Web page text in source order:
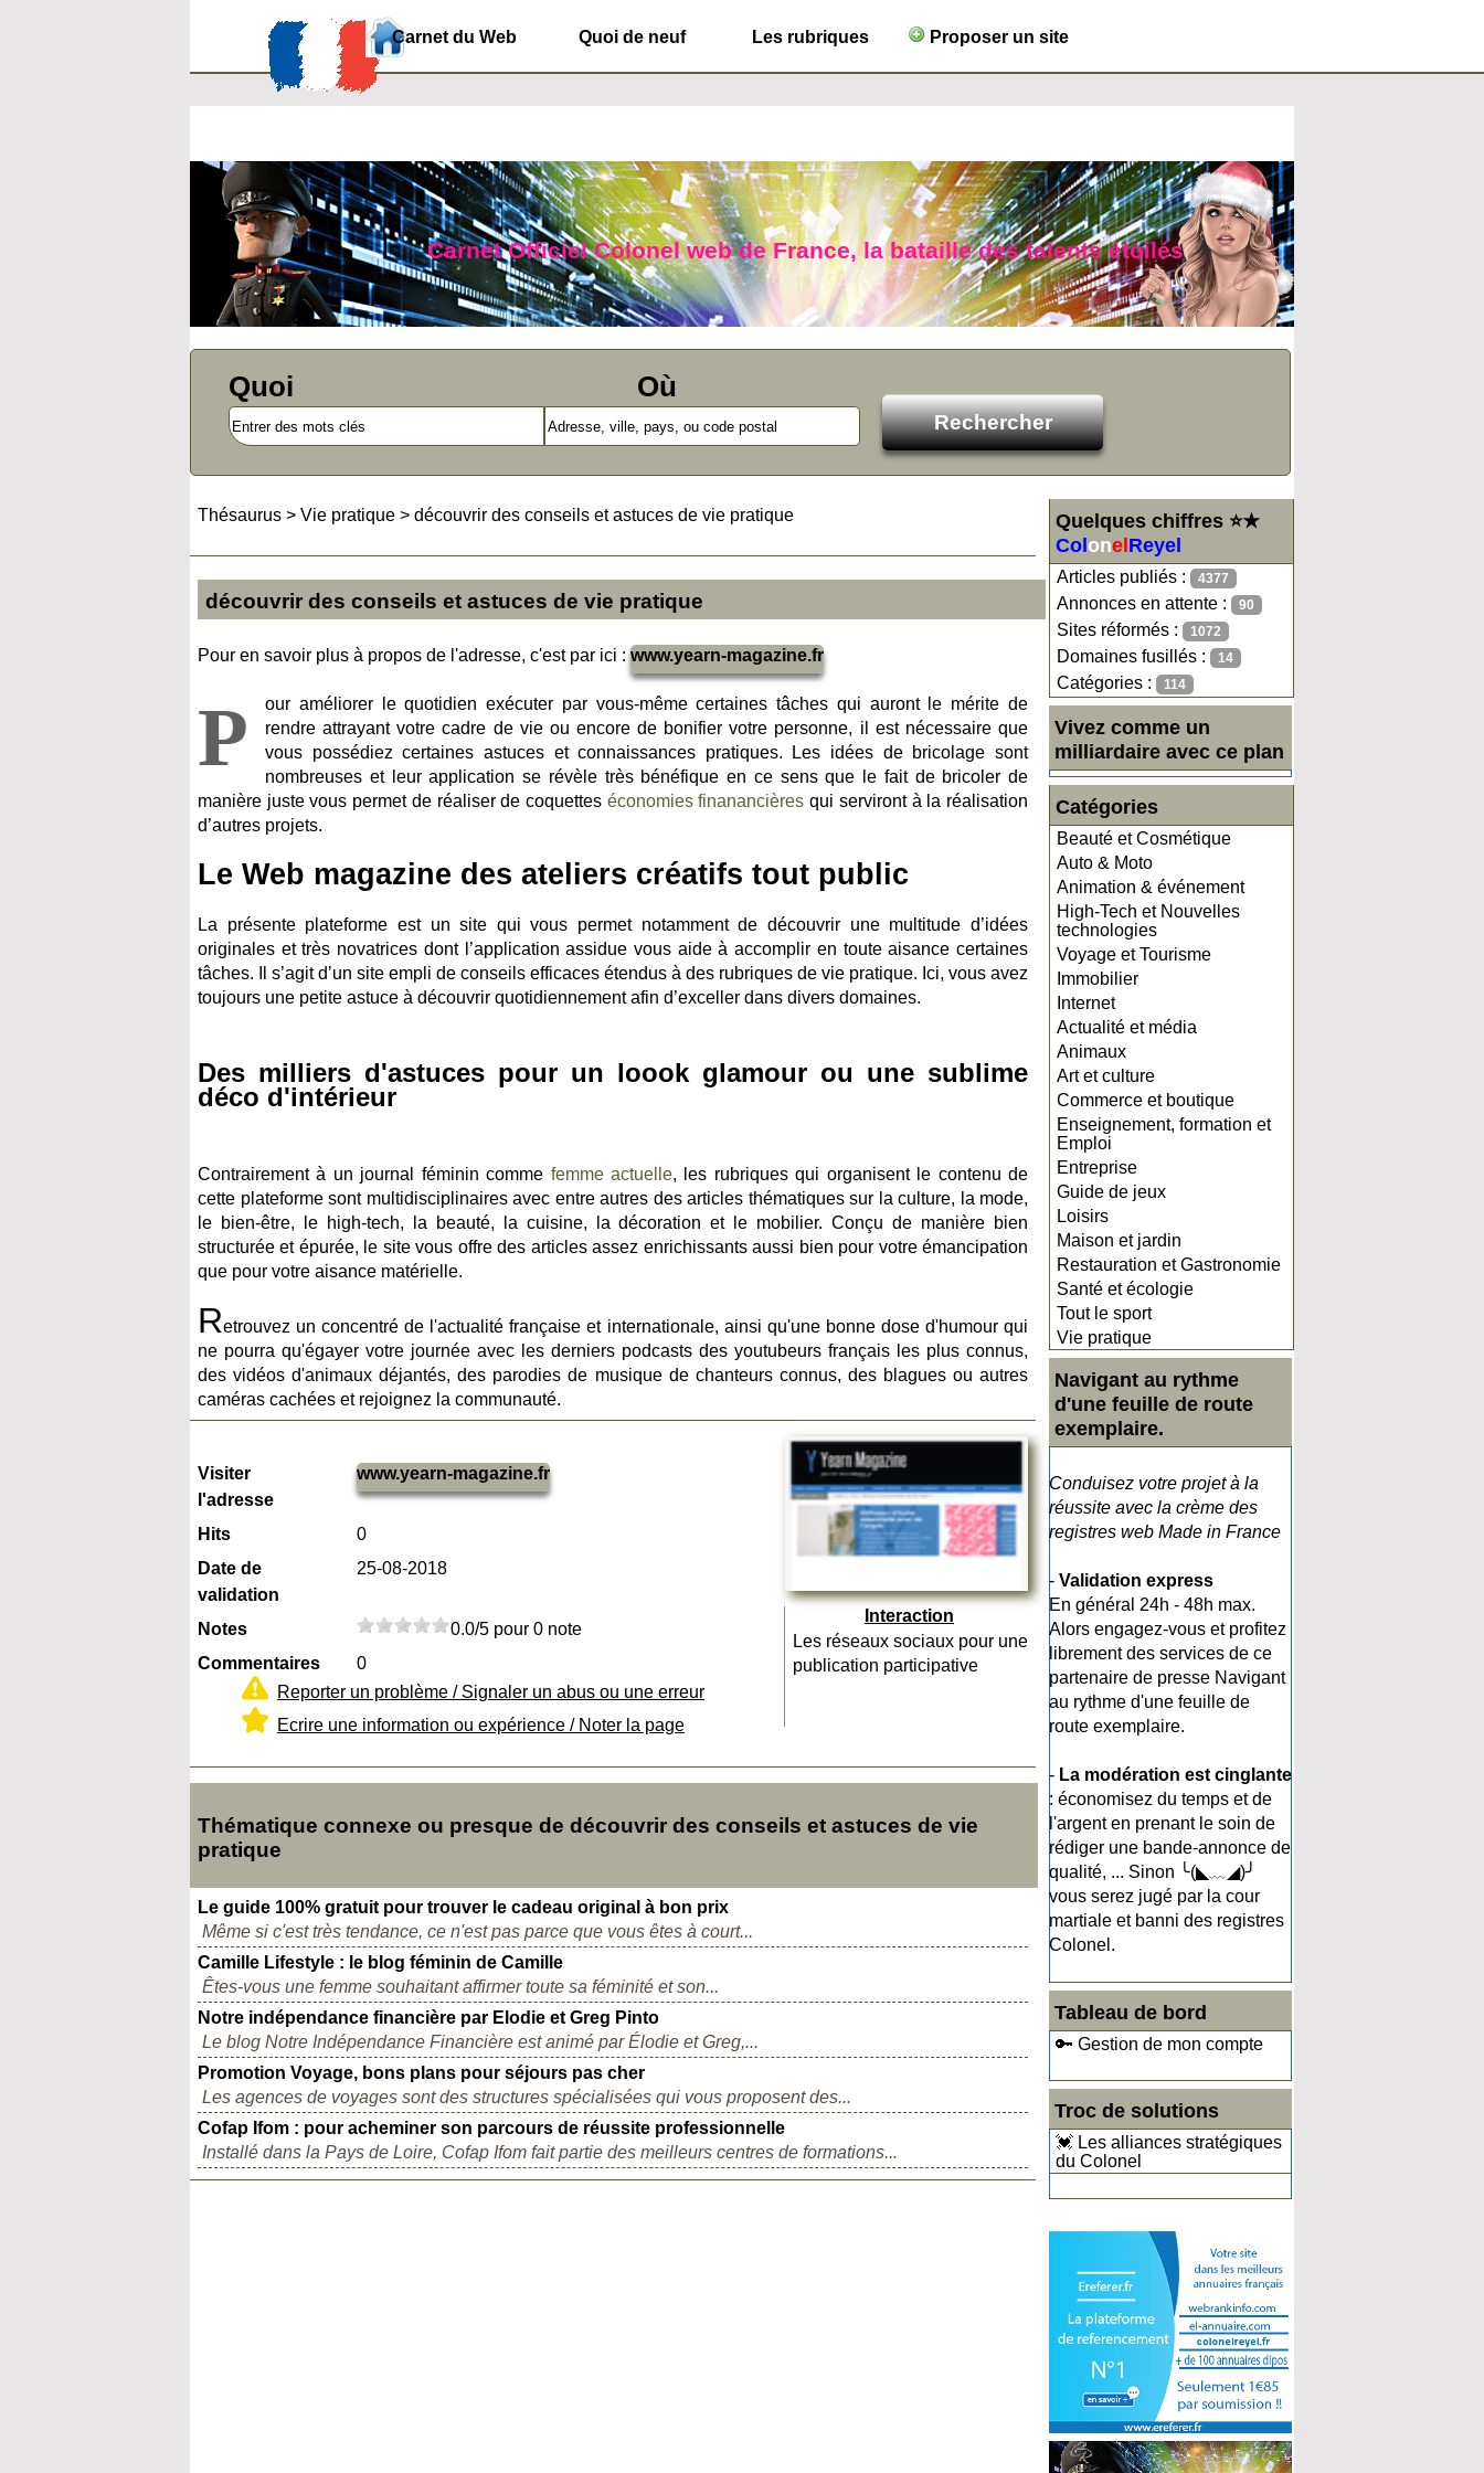
Carnet du Web Quoi de neuf Les rubriques Proposer un site
Carnet Officiel Colonel web de France, la bataille des talents étoilés
Quoi Où
Quelques chiffres ⭐★
Col onel Reyel
Articles publiés : 4377
Annonces en attente : 90
Sites réformés : 1072
Domaines fusillés : 14
Catégories : 114
Vivez comme un
milliardaire avec ce plan
Catégories
Beauté et Cosmétique
Auto & Moto
Animation & événement
High-Tech et Nouvelles
technologies
Voyage et Tourisme
Immobilier
Internet
Actualité et média
Animaux
Art et culture
Commerce et boutique
Enseignement, formation et
Emploi
Entreprise
Guide de jeux
Loisirs
Maison et jardin
Restauration et Gastronomie
Santé et écologie
Tout le sport
Vie pratique
Navigant au rythme
d'une feuille de route
exemplaire.
Conduisez votre projet à la
réussite avec la crème des
registres web Made in France
- Validation express
En général 24h - 48h max.
Alors engagez-vous et profitez
librement des services de ce
partenaire de presse Navigant
au rythme d'une feuille de
route exemplaire.
- La modération est cinglante
: économisez du temps et de
l'argent en prenant le soin de
rédiger une bande-annonce de
qualité, ... Sinon ╰(◣﹏◢)╯
vous serez jugé par la cour
martiale et banni des registres
Colonel.
Tableau de bord
🔑 Gestion de mon compte
Troc de solutions
💓 Les alliances stratégiques
du Colonel
Thésaurus > Vie pratique > découvrir des conseils et astuces de vie pratique
découvrir des conseils et astuces de vie pratique
Pour en savoir plus à propos de l'adresse, c'est par ici :www.yearn-magazine.fr
P
our améliorer le quotidien exécuter par vous-même certaines tâches qui auront le mérite de
rendre attrayant votre cadre de vie ou encore de bonifier votre personne, il est nécessaire que
vous possédiez certaines astuces et connaissances pratiques. Les idées de bricolage sont
nombreuses et leur application se révèle très bénéfique en ce sens que le fait de bricoler de
manière juste vous permet de réaliser de coquettes économies finanancières qui serviront à la réalisation
d’autres projets.
Le Web magazine des ateliers créatifs tout public
La présente plateforme est un site qui vous permet notamment de découvrir une multitude d’idées
originales et très novatrices dont l’application assidue vous aide à accomplir en toute aisance certaines
tâches. Il s’agit d’un site empli de conseils efficaces étendus à des rubriques de vie pratique. Ici, vous avez
toujours une petite astuce à découvrir quotidiennement afin d’exceller dans divers domaines.
Des milliers d'astuces pour un loook glamour ou une sublime
déco d'intérieur
Contrairement à un journal féminin comme femme actuelle, les rubriques qui organisent le contenu de
cette plateforme sont multidisciplinaires avec entre autres des articles thématiques sur la culture, la mode,
le bien-être, le high-tech, la beauté, la cuisine, la décoration et le mobilier. Conçu de manière bien
structurée et épurée, le site vous offre des articles assez enrichissants aussi bien pour votre émancipation
que pour votre aisance matérielle.
Retrouvez un concentré de l'actualité française et internationale, ainsi qu'une bonne dose d'humour qui
ne pourra qu'égayer votre journée avec les derniers podcasts des youtubeurs français les plus connus,
des vidéos d'animaux déjantés, des parodies de musique de chanteurs connus, des blagues ou autres
caméras cachées et rejoignez la communauté.
Visiter
l'adresse
www.yearn-magazine.fr
Hits
0
Date de
validation
25-08-2018
Notes
0.0/5 pour 0 note
Commentaires
0
Reporter un problème / Signaler un abus ou une erreur
Ecrire une information ou expérience / Noter la page
Interaction
Les réseaux sociaux pour une
publication participative
Thématique connexe ou presque de découvrir des conseils et astuces de vie
pratique
Le guide 100% gratuit pour trouver le cadeau original à bon prix
Même si c'est très tendance, ce n'est pas parce que vous êtes à court...
Camille Lifestyle : le blog féminin de Camille
Êtes-vous une femme souhaitant affirmer toute sa féminité et son...
Notre indépendance financière par Elodie et Greg Pinto
Le blog Notre Indépendance Financière est animé par Élodie et Greg,...
Promotion Voyage, bons plans pour séjours pas cher
Les agences de voyages sont des structures spécialisées qui vous proposent des...
Cofap Ifom : pour acheminer son parcours de réussite professionnelle
Installé dans la Pays de Loire, Cofap Ifom fait partie des meilleurs centres de formations...